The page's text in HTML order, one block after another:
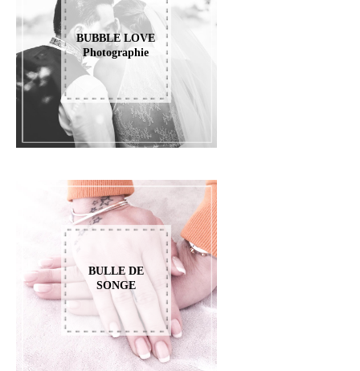
BUBBLE LOVE
Photographie
BULLE DE
SONGE